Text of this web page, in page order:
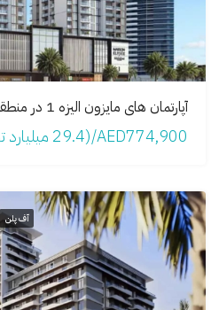
AED774,900/(29.4 میلیارد تومان)
آف پلن